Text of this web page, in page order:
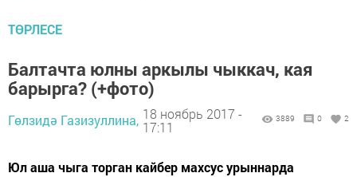
ТӨРЛЕСЕ
Балтачта юлны аркылы чыккач, кая
барырга? (+фото)
Гөлзидә Газизуллина, 18 ноябрь 2017 -
17:11
3889 0 2
Юл аша чыга торган кайбер махсус урыннарда